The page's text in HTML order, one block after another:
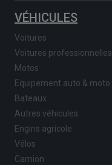
VÉHICULES
Voitures
Voitures professionnelles
Motos
Equipement auto & moto
Bateaux
Autres véhicules
Engins agricole
Vélos
Camion